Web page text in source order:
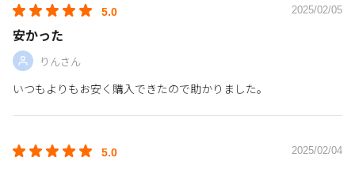
5.0 2025/02/05
安かった
りんさん
いつもよりもお安く購入できたので助かりました。
5.0 2025/02/04